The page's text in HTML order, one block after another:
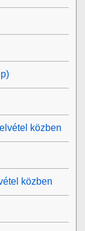
közben
közben